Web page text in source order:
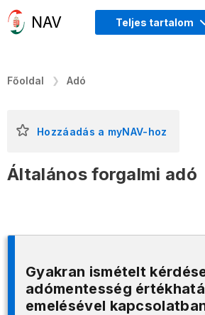
Teljes tartalom
Főoldal Adó
Általános forgalmi adó
Hozzáadás a myNAV-hoz
Gyakran ismételt
adómentesség
emelésével